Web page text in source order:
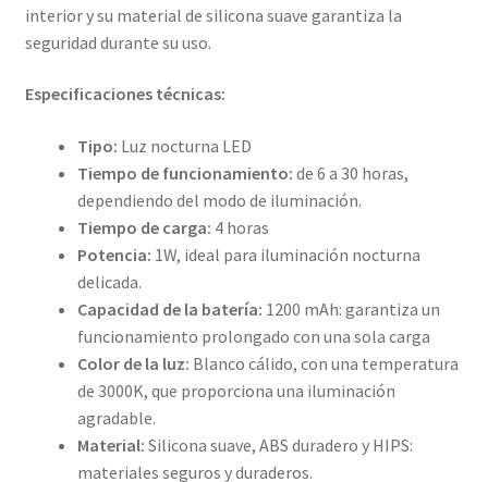
interior y su material de silicona suave garantiza la
seguridad durante su uso.
Especificaciones técnicas:
Tipo: Luz nocturna LED
Tiempo de funcionamiento: de 6 a 30 horas,
dependiendo del modo de iluminación.
Tiempo de carga: 4 horas
Potencia: 1W, ideal para iluminación nocturna
delicada.
Capacidad de la batería: 1200 mAh: garantiza un
funcionamiento prolongado con una sola carga
Color de la luz: Blanco cálido, con una temperatura
de 3000K, que proporciona una iluminación
agradable.
Material: Silicona suave, ABS duradero y HIPS:
materiales seguros y duraderos.